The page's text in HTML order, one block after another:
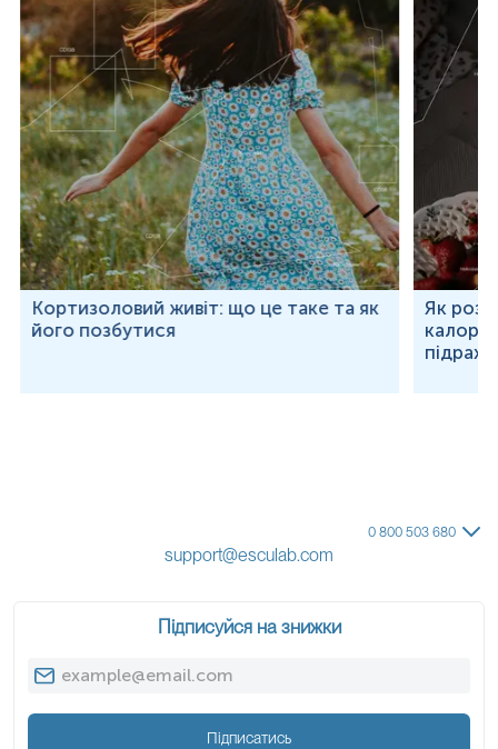
Кортизоловий живіт: що це таке та як
його позбутися
Як
0 800 503 680
support@esculab.com
Підписуйся на знижки
Підписатись